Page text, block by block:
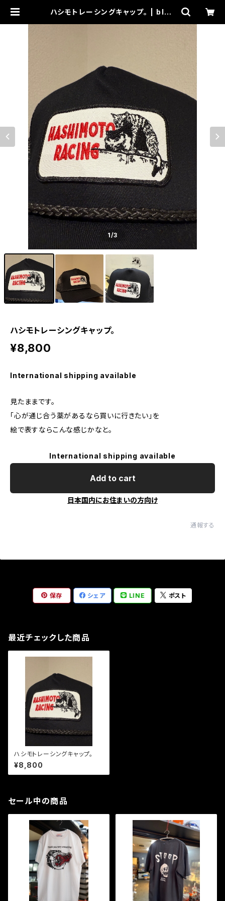
ハシモトレーシングキャップ。 | blac
1/3
ハシモトレーシングキャップ。
¥8,800
International shipping available
見たままです。
「心が通じ合う薬があるなら買いに行きたい」を
絵で表すならこんな感じかなと。
International shipping available
Add to cart
日本国内にお住まいの方向け
通報する
保存 シェア LINE ポスト
最近チェックした商品
ハシモトレーシングキャップ。
¥8,800
セール中の商品